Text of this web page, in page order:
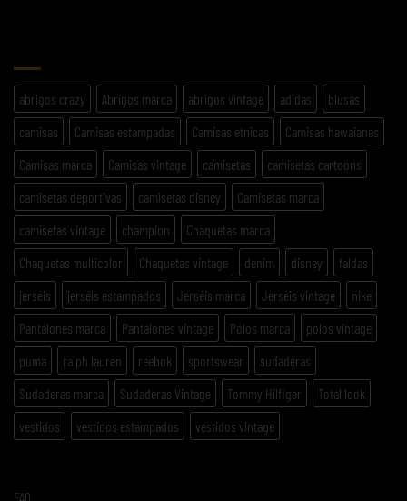
abrigos crazy Abrigos marca abrigos vintage adidas
blusas
camisas
Camisas estampadas Camisas etnicas
Camisas hawaianas
Camisas marca
Camisas vintage camisetas
camisetas cartoons
camisetas deportivas
camisetas disney
Camisetas marca
camisetas vintage
champion
Chaquetas marca
Chaquetas multicolor
Chaquetas vintage denim disney
faldas
jerséis
jerséis estampados Jerséis marca Jerséis vintage
nike
Pantalones marca
Pantalones vintage Polos marca
polos vintage
puma
ralph lauren reebok sportswear
sudaderas
Sudaderas marca
Sudaderas Vintage Tommy Hilfiger
Total look
vestidos
vestidos estampados vestidos vintage
FAQ